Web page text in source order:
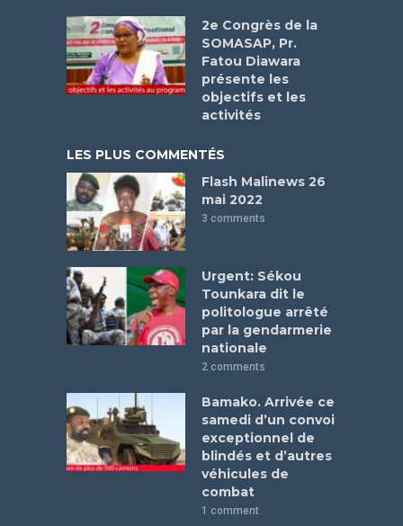
2e Congrès de la
SOMASAP, Pr.
Fatou Diawara
présente les
objectifs et les
activités
LES PLUS COMMENTÉS
Flash Malinews 26
mai 2022
3 comments
Urgent: Sékou
Tounkara dit le
politologue arrêté
par la gendarmerie
nationale
2 comments
Bamako. Arrivée ce
samedi d’un convoi
exceptionnel de
blindés et d’autres
véhicules de
combat
1 comment